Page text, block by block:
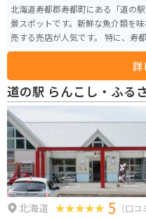
北海道寿都郡寿都町にある「道の
景スポットです。新鮮な魚介類を
売する売店が人気です。 特に、寿都湾で獲れる「寿都ホエールウォッチン
グ」は、他では味わえない体験と
色がおすすめです。道の駅には、
ています。周辺には、海岸線に沿
にも最適です。 寿都町は、毛ガニやウニなどの海産物が有名です。道の駅で
も販売されているので、ぜひお土
昆布製品も人気があります。
詳
道の駅 らんこし・ふる
北海道 5 （口コ